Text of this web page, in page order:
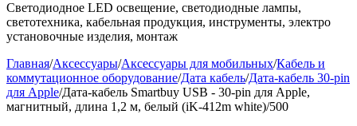
Светодиодное LED освещение, светодиодные лампы,
светотехника, кабельная продукция, инструменты, электро
установочные изделия, монтаж
Главная/Аксессуары/Аксессуары для мобильных/Кабель и
коммутационное оборудование/Дата кабель/Дата-кабель 30-pin
для Apple/Дата-кабель Smartbuy USB - 30-pin для Apple,
магнитный, длина 1,2 м, белый (iK-412m white)/500